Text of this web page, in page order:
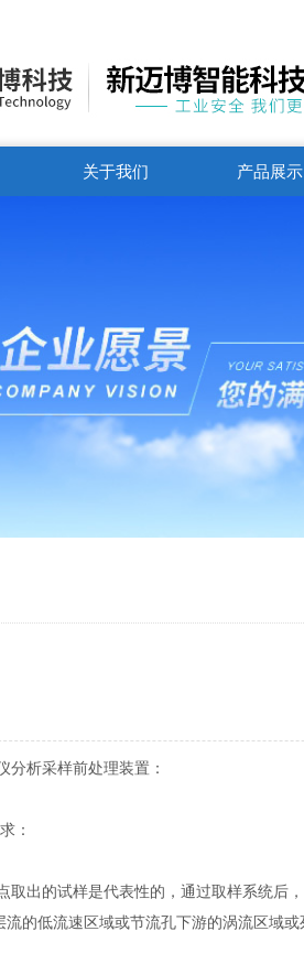
关于我们 产品展示
析采样前处理装置：
：
的试样是代表性的，通过取样系统后，
流的低流速区域或节流孔下游的涡流区域或